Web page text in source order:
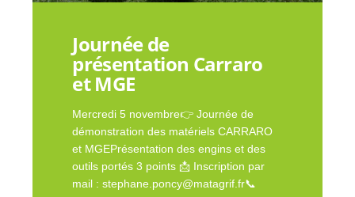
Journée de
présentation Carraro
et MGE
Mercredi 5 novembre👉 Journée de
démonstration des matériels CARRARO
et MGEPrésentation des engins et des
outils portés 3 points 📩 Inscription par
mail : stephane.poncy@matagrif.fr📞